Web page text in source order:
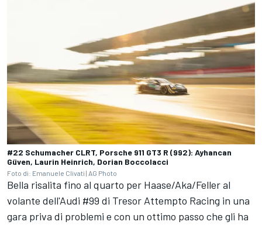
#22 Schumacher CLRT, Porsche 911 GT3 R (992): Ayhancan
Güven, Laurin Heinrich, Dorian Boccolacci
Foto di: Emanuele Clivati | AG Photo
Bella risalita fino al quarto per Haase/Aka/Feller al
volante dell'Audi #99 di Tresor Attempto Racing in una
gara priva di problemi e con un ottimo passo che gli ha